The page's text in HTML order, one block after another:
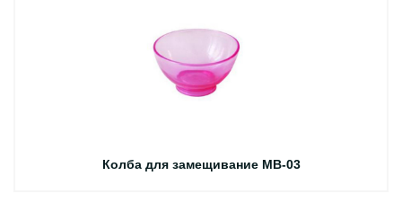
Колба для замещивание MB-03